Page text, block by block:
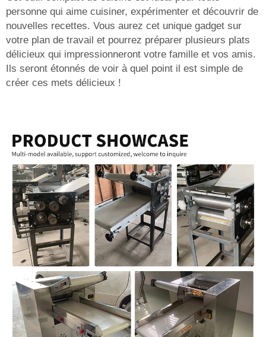
personne qui aime cuisiner, expérimenter et découvrir de
nouvelles recettes. Vous aurez cet unique gadget sur
votre plan de travail et pourrez préparer plusieurs plats
délicieux qui impressionneront votre famille et vos amis.
Ils seront étonnés de voir à quel point il est simple de
créer ces mets délicieux !